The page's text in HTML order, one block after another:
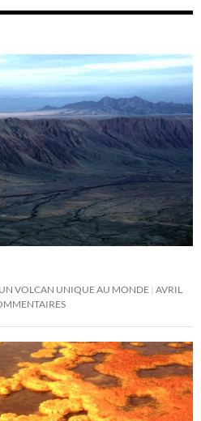
VOLCAN UNIQUE AU MONDE AVRIL